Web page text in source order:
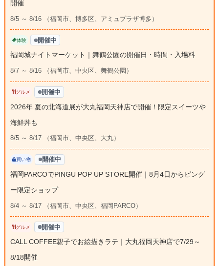
開催
8/5 ～ 8/16 （福岡市、博多区、アミュプラザ博多）
体験 開催中
福岡城ナイトマーケット｜舞鶴公園の開催日・時間・入場料
8/7 ～ 8/16 （福岡市、中央区、舞鶴公園）
グルメ 開催中
2026年 夏の北海道展が大丸福岡天神店で開催！限定スイーツや
海鮮丼も
8/5 ～ 8/17 （福岡市、中央区、大丸）
買い物 開催中
福岡PARCOでPINGU POP UP STORE開催｜8月4日からピング
ー限定ショップ
8/4 ～ 8/17 （福岡市、中央区、福岡PARCO）
グルメ 開催中
CALL COFFEE親子でお絵描きラテ｜大丸福岡天神店で7/29～
8/18開催